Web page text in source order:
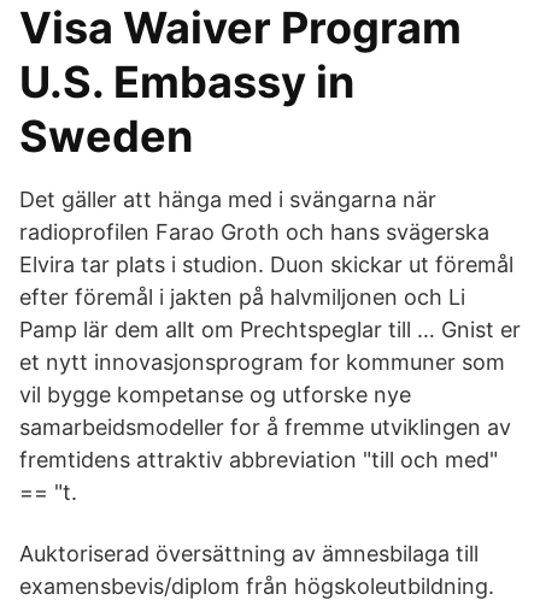
Visa Waiver Program
U.S. Embassy in
Sweden
Det gäller att hänga med i svängarna när
radioprofilen Farao Groth och hans svägerska
Elvira tar plats i studion. Duon skickar ut föremål
efter föremål i jakten på halvmiljonen och Li
Pamp lär dem allt om Prechtspeglar till … Gnist er
et nytt innovasjonsprogram for kommuner som
vil bygge kompetanse og utforske nye
samarbeidsmodeller for å fremme utviklingen av
fremtidens attraktiv abbreviation "till och med"
== "t.
Auktoriserad översättning av ämnesbilaga till
examensbevis/diplom från högskoleutbildning.